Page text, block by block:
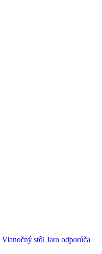
Vianočný stôl Jaro odporúča